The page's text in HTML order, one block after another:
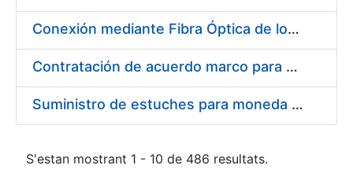
Conexión mediante Fibra Óptica de los Centros de Proceso de Datos (CPDs) de las sedes de la FNMT-RCM de Burgos y Madrid
Contratación de acuerdo marco para el Suministro de Material de Electricidad para la Fábrica Nacional de Moneda y Timbre-Real Casa de la Moneda en su centro de trabajo de Burgos
Suministro de estuches para moneda de 30 €
S'estan mostrant 1 - 10 de 486 resultats.